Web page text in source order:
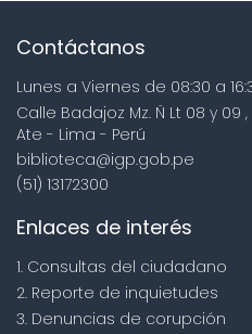
Contáctanos
Lunes a Viernes de 08:30 a
Calle Badajoz Mz. Ñ Lt 08 y
Ate - Lima - Perú
biblioteca@igp.gob.pe
(51) 13172300
Enlaces de interés
1. Consultas del ciudadano
2. Reporte de inquietudes
3. Denuncias de corupción